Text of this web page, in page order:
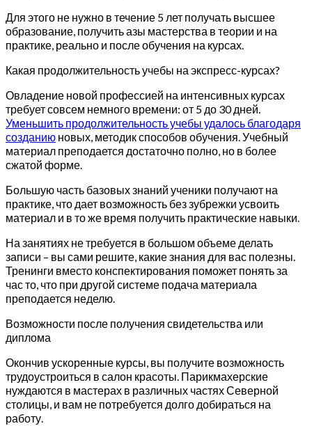
Для этого не нужно в течение 5 лет получать высшее
образование, получить азы мастерства в теории и на
практике, реально и после обучения на курсах.
Какая продолжительность учебы на экспресс-курсах?
Овладение новой профессией на интенсивных курсах
требует совсем немного времени: от 5 до 30 дней.
Уменьшить продолжительность учебы удалось благодаря
созданию новых, методик способов обучения. Учебный
материал преподается достаточно полно, но в более
сжатой форме.
Большую часть базовых знаний ученики получают на
практике, что дает возможность без зубрежки усвоить
материал и в то же время получить практические навыки.
На занятиях не требуется в большом объеме делать
записи – вы сами решите, какие знания для вас полезны.
Тренинги вместо конспектирования поможет понять за
час то, что при другой системе подача материала
преподается неделю.
Возможности после получения свидетельства или
диплома
Окончив ускоренные курсы, вы получите возможность
трудоустроиться в салон красоты. Парикмахерские
нуждаются в мастерах в различных частях Северной
столицы, и вам не потребуется долго добираться на
работу.